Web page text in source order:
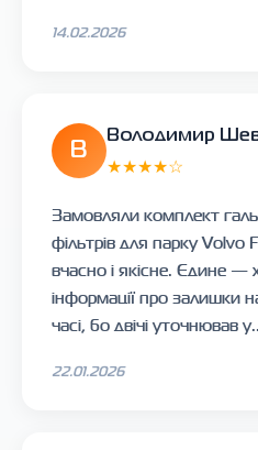
14.02.2026
В
Володимир
★★★★☆
Замовляли комплект
фільтрів для парку
вчасно і якісне. Єдине —
інформації про залишки
часі, бо двічі уточнював
22.01.2026